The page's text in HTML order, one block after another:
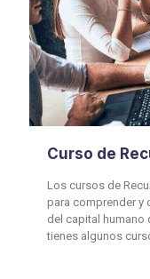
Curso de
Los cursos de
para comprender y
del capital humano
tienes algunos